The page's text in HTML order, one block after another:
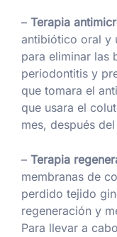
– Terapia
antibiótico oral y
para eliminar las
periodontitis y
que tomara el
que usara el
mes, después
– Terapia
membranas de
perdido tejido
regeneración y
Para llevar a